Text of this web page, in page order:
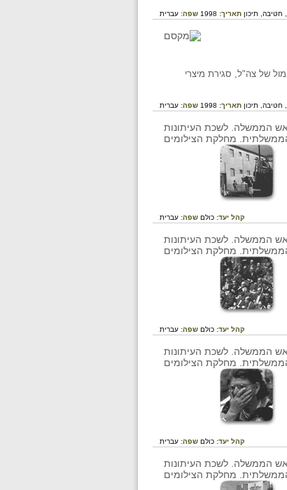
חטיבה, תיכון תאריך: 1998 שפה: עברית
של צה"ל, סגירת מיצרי
חטיבה, תיכון תאריך: 1998 שפה: עברית
קהל יעד: כולם שפה: עברית
קהל יעד: כולם שפה: עברית
קהל יעד: כולם שפה: עברית